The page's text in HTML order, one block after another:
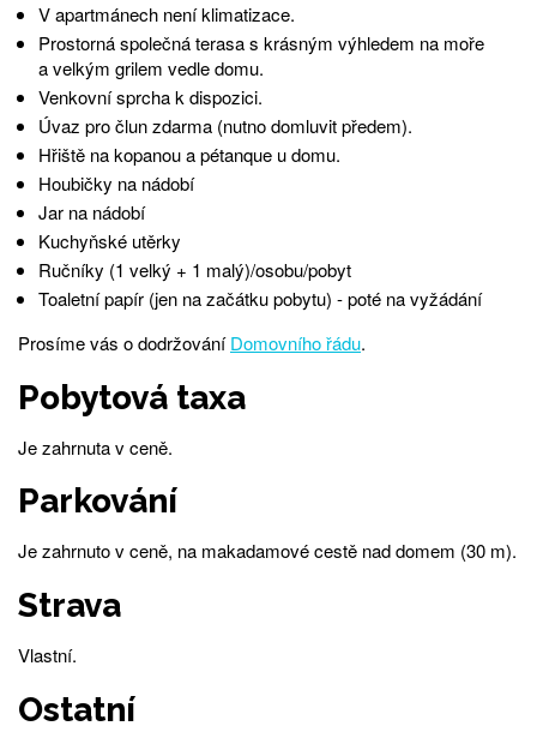
V apartmánech není klimatizace.
Prostorná společná terasa s krásným výhledem na moře
a velkým grilem vedle domu.
Venkovní sprcha k dispozici.
Úvaz pro člun zdarma (nutno domluvit předem).
Hřiště na kopanou a pétanque u domu.
Houbičky na nádobí
Jar na nádobí
Kuchyňské utěrky
Ručníky (1 velký + 1 malý)/osobu/pobyt
Toaletní papír (jen na začátku pobytu) - poté na vyžádání
Prosíme vás o dodržováníDomovního řádu.
Pobytová taxa
Je zahrnuta v ceně.
Parkování
Je zahrnuto v ceně, na makadamové cestě nad domem (30 m).
Strava
Vlastní.
Ostatní